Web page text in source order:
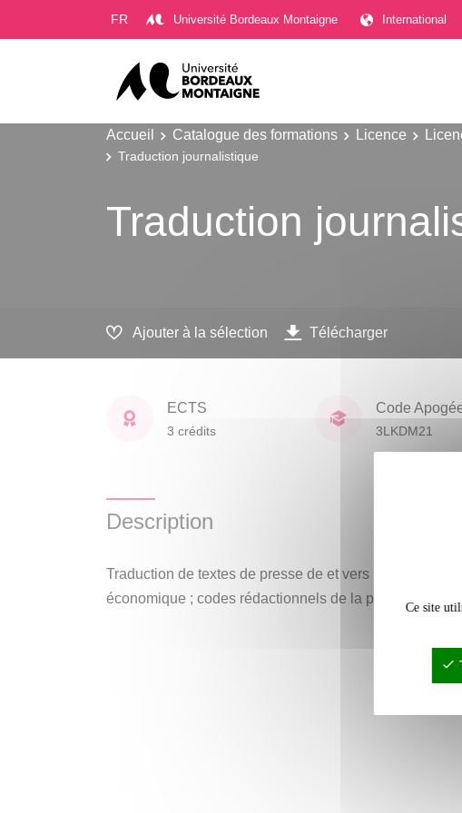
FR Université Bordeaux Montaigne International
Accueil Catalogue des formations Licence
Traduction journalistique
Traduction
Ajouter à la sélection Télécharger
ECTS
3 crédits
Code
3LKDM21
Description
Traduction de textes de presse de et vers l’allemand ;
économique ; codes rédactionnels de la presse.
Ce site